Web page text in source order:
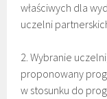
właściwych dla
uczelni
2. Wybranie
proponowany
w stosunku do